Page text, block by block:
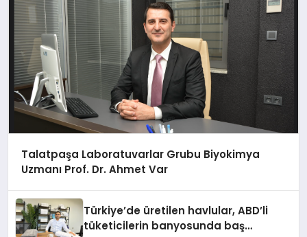
Talatpaşa Laboratuvarlar Grubu Biyokimya
Uzmanı Prof. Dr. Ahmet Var
Türkiye’de üretilen havlular, ABD’li
tüketicilerin banyosunda baş